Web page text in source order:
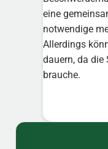
eine
notwendige
Allerdings
dauern, da
brauche.
Sidebar